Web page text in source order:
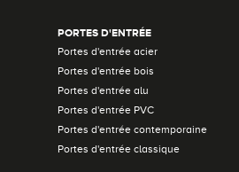
PORTES D'ENTRÉE
Portes d'entrée acier
Portes d'entrée bois
Portes d'entrée alu
Portes d'entrée PVC
Portes d'entrée contemporaine
Portes d'entrée classique